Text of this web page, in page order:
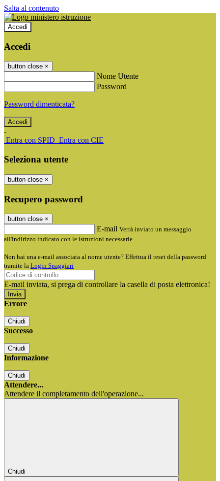
Salta al contenuto
Accedi
Accedi
button close ×
Nome Utente
Password
Password dimenticata?
-
Entra con SPID Entra con CIE
Seleziona utente
button close ×
Recupero password
button close ×
E-mail Verrà inviato un messaggio
all'indirizzo indicato con le istruzioni necessarie.
Non hai una e-mail associata al nome utente? Effettua il reset della password
tramite la Login Spaggiari
E-mail inviata, si prega di controllare la casella di posta elettronica!
Errore
Chiudi
Successo
Chiudi
Informazione
Chiudi
Attendere...
Attendere il completamento dell'operazione...
Chiudi